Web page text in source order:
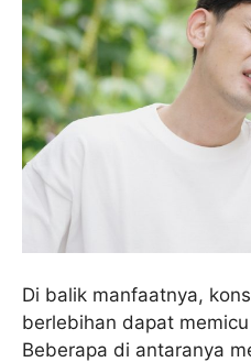
Di balik manfaatnya,
berlebihan dapat
Beberapa di antaranya